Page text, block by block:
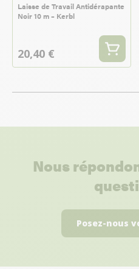
Laisse de Travail Antidérapante
Noir 10 m – Kerbl
20,40 €
Nous
Posez-nous